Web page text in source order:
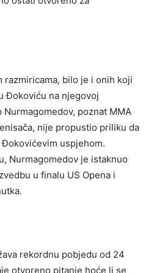
razmiricama, bilo je i onih koji
Đokoviću na njegovoj
poznat MMA
nije propustio priliku da
uspjehom.
Nurmagomedov je istaknuo
u finalu US Opena i
rekordnu pobjedu od 24
otvoreno pitanje hoće li se